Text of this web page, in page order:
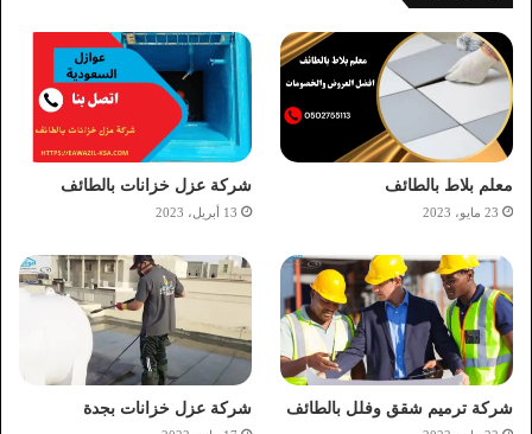
معلم بلاط بالطائف
23 مايو، 2023
شركة عزل خزانات بالطائف
13 أبريل، 2023
شركة ترميم شقق وفلل بالطائف شركة عزل خزانات بجدة